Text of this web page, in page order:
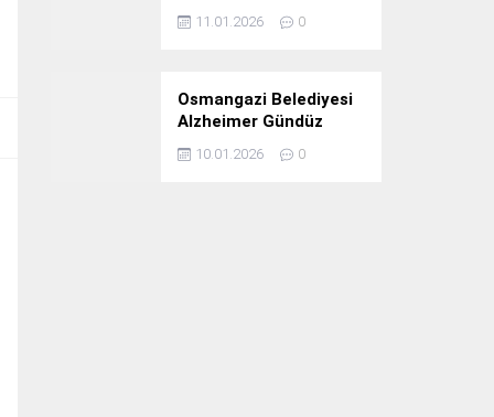
yatırımı
11.01.2026 0
Osmangazi Belediyesi
Alzheimer Gündüz
Bakım Evi 3. Yılını
Kutladı
10.01.2026 0